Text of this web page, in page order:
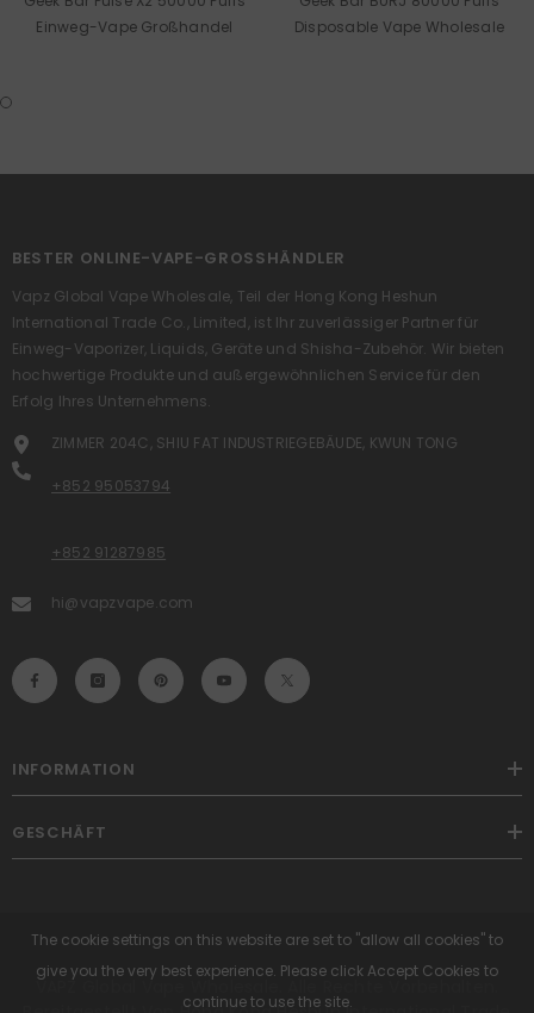
Einweg-Vape Großhandel
Disposable Vape Wholesale
BESTER ONLINE-VAPE-GROSSHÄNDLER
Vapz Global Vape Wholesale, Teil der Hong Kong Heshun
International Trade Co., Limited, ist Ihr zuverlässiger Partner für
Einweg-Vaporizer, Liquids, Geräte und Shisha-Zubehör. Wir bieten
hochwertige Produkte und außergewöhnlichen Service für den
Erfolg Ihres Unternehmens.
ZIMMER 204C, SHIU FAT INDUSTRIEGEBÄUDE, KWUN TONG
+852 95053794
+852 91287985
hi@vapzvape.com
INFORMATION
GESCHÄFT
VAPZ Global Vape Wholesale. Alle Rechte Vorbehalten.
The cookie settings on this website are set to "allow all cookies" to
give you the very best experience. Please click Accept Cookies to
continue to use the site.